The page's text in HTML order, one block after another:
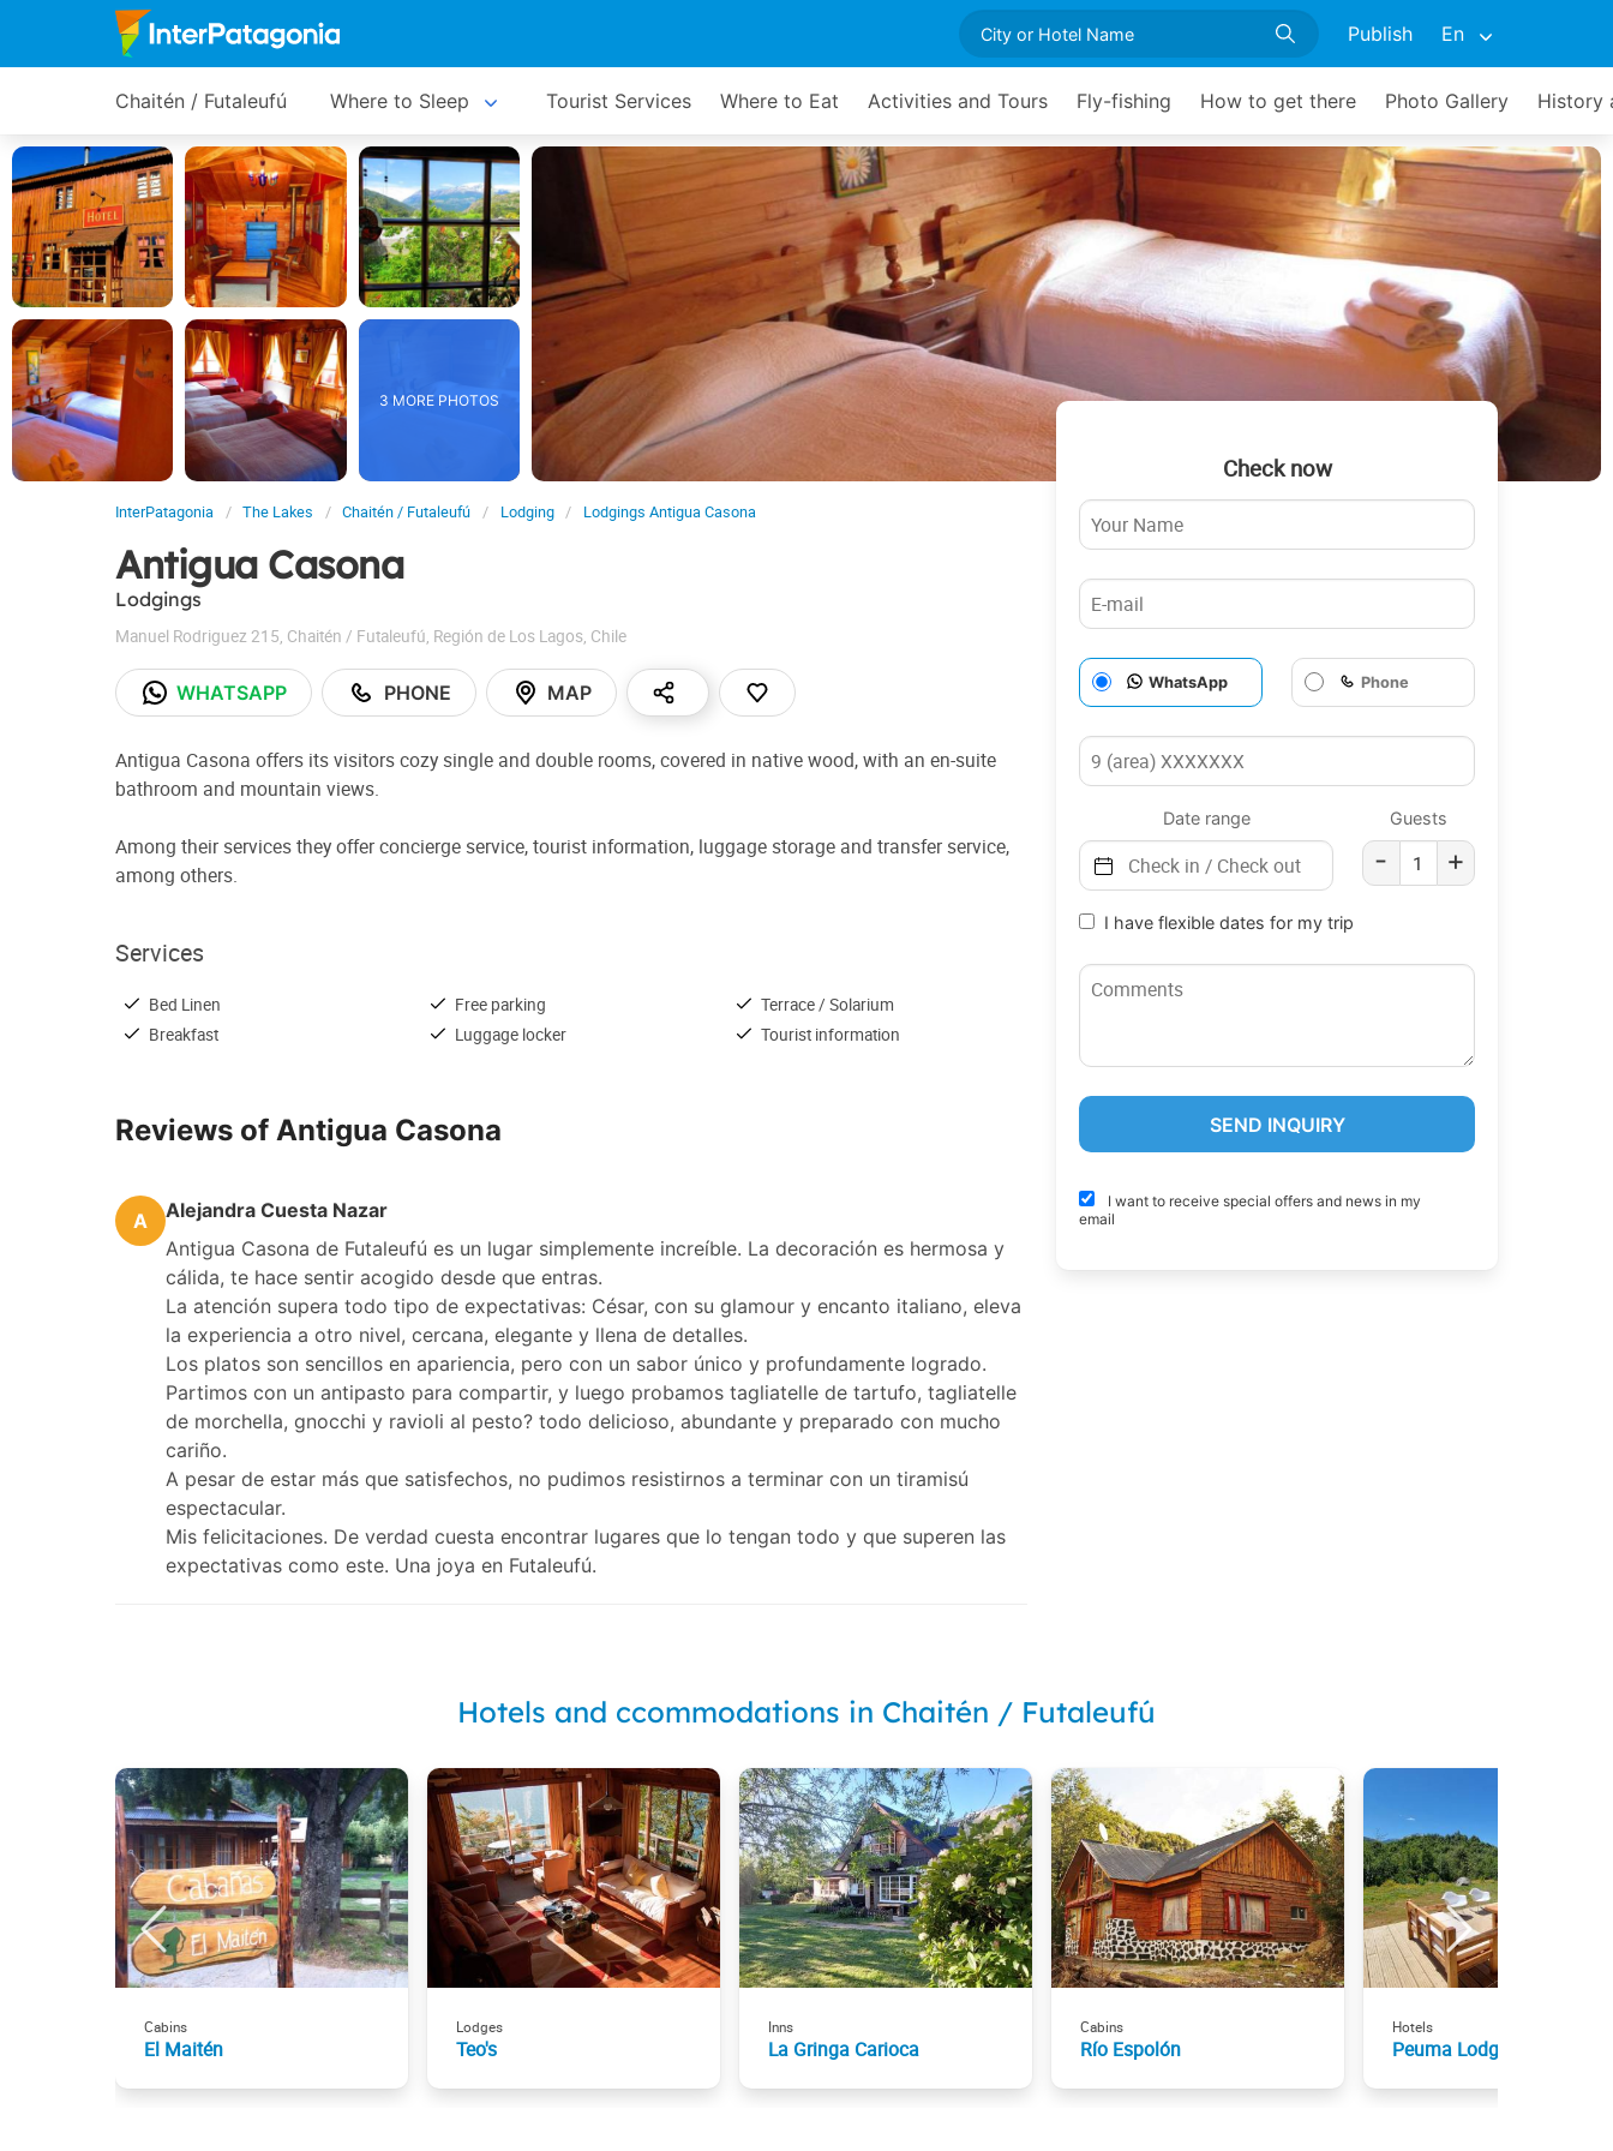
Publish En
Chaitén / Futaleufú Where to Sleep Tourist Services Where to Eat Activities and Tours Fly-fishing How to get there Photo Gallery History
3 MORE PHOTOS
InterPatagonia The Lakes Chaitén / Futaleufú Lodging Lodgings Antigua Casona
Antigua Casona
Lodgings
Manuel Rodriguez 215, Chaitén / Futaleufú, Región de Los Lagos, Chile
WHATSAPP PHONE MAP
Antigua Casona offers its visitors cozy single and double rooms, covered in native wood, with an en-suite
bathroom and mountain views.
Among their services they offer concierge service, tourist information, luggage storage and transfer service,
among others.
Services
Bed Linen
Breakfast
Free parking
Luggage locker
Terrace / Solarium
Tourist information
Reviews of Antigua Casona
A
Alejandra Cuesta Nazar
Antigua Casona de Futaleufú es un lugar simplemente increíble. La decoración es hermosa y
cálida, te hace sentir acogido desde que entras.
La atención supera todo tipo de expectativas: César, con su glamour y encanto italiano, eleva
la experiencia a otro nivel, cercana, elegante y llena de detalles.
Los platos son sencillos en apariencia, pero con un sabor único y profundamente logrado.
Partimos con un antipasto para compartir, y luego probamos tagliatelle de tartufo, tagliatelle
de morchella, gnocchi y ravioli al pesto? todo delicioso, abundante y preparado con mucho
cariño.
A pesar de estar más que satisfechos, no pudimos resistirnos a terminar con un tiramisú
espectacular.
Mis felicitaciones. De verdad cuesta encontrar lugares que lo tengan todo y que superen las
expectativas como este. Una joya en Futaleufú.
Check now
WhatsApp Phone
Date range Guests
- +
I have flexible dates for my trip
I want to receive special offers and news in my
email
Hotels and ccommodations in Chaitén / Futaleufú
Cabins
El Maitén
Lodges
Teo's
Inns
La Gringa Carioca
Cabins
Río Espolón
Hotels
Peuma Lodge